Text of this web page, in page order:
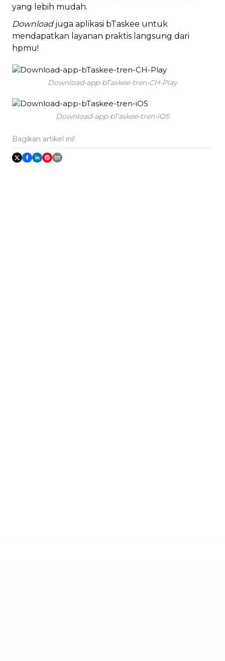
yang lebih mudah.
Downloadjuga aplikasi bTaskee untuk
mendapatkan layanan praktis langsung dari
hpmu!
Download-app-bTaskee-tren-CH-Play
Download-app-bTaskee-tren-iOS
Bagikan artikel ini!